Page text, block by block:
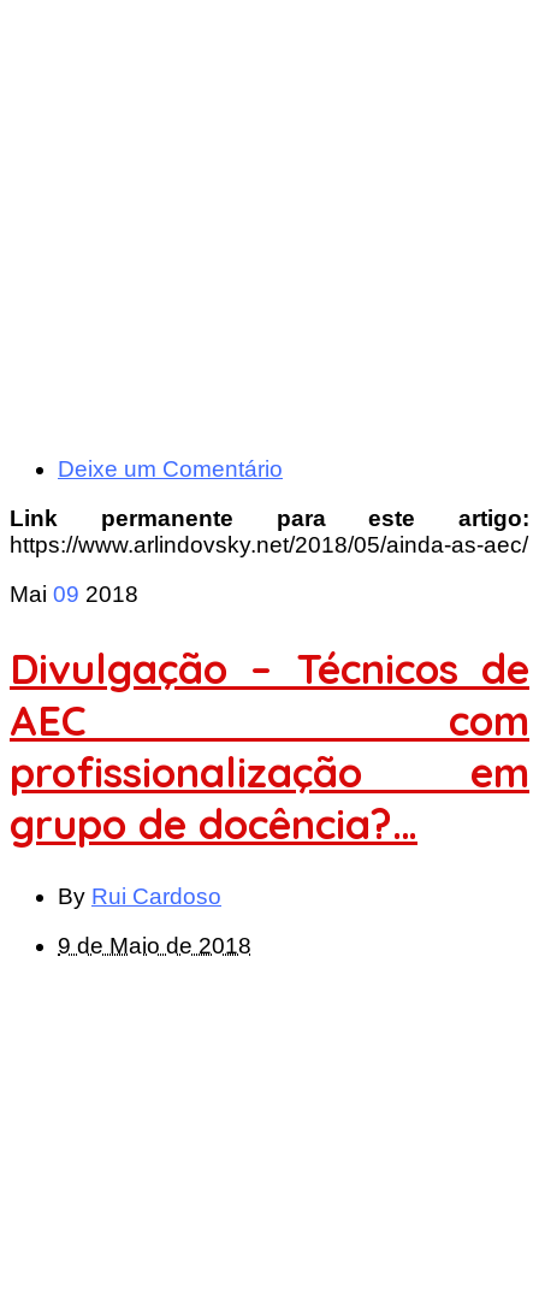
Deixe um Comentário
Link permanente para este artigo:
https://www.arlindovsky.net/2018/05/ainda-as-aec/
Mai 09 2018
Divulgação – Técnicos de
AEC com
profissionalização em
grupo de docência?…
By Rui Cardoso
9 de Maio de 2018